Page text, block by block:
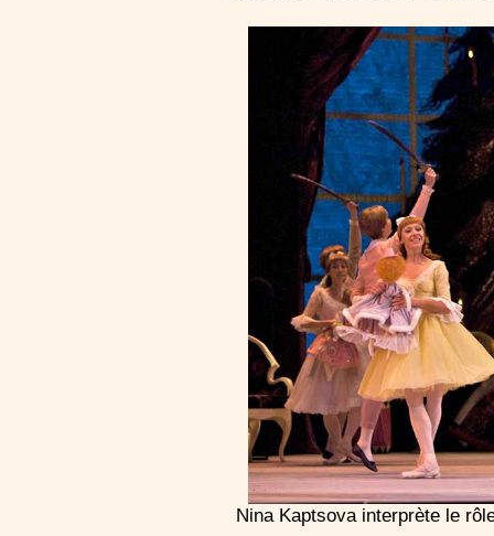
Nina Kaptsova interprète le